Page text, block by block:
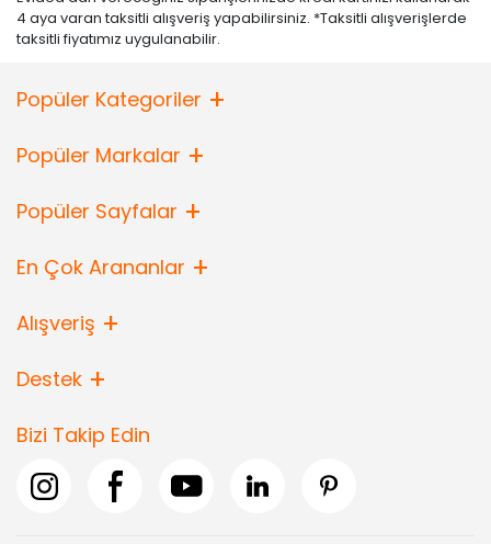
4 aya varan taksitli alışveriş yapabilirsiniz. *Taksitli alışverişlerde
taksitli fiyatımız uygulanabilir.
Popüler Kategoriler
Popüler Markalar
Popüler Sayfalar
En Çok Arananlar
Alışveriş
Destek
Bizi Takip Edin